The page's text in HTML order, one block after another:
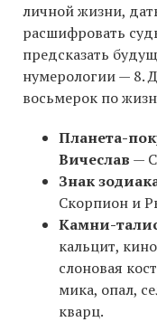
личной жизни,
расшифровать
предсказать
нумерологии — 8.
восьмерок по
Планета-
Вичеслав —
Знак
Скорпион и
Камни-
кальцит,
слоновая
мика, опал,
кварц.